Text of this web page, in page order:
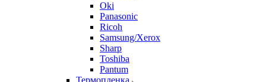
Oki
Panasonic
Ricoh
Samsung/Xerox
Sharp
Toshiba
Pantum
Термопленка